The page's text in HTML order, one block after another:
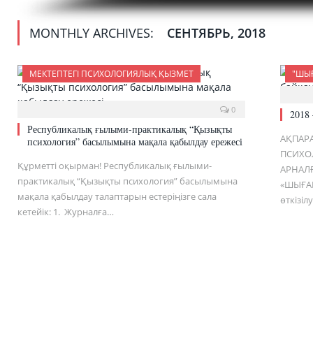
MONTHLY ARCHIVES: СЕНТЯБРЬ, 2018
МЕКТЕПТЕГІ ПСИХОЛОГИЯЛЫҚ ҚЫЗМЕТ
0
Республикалық ғылыми-практикалық “Қызықты
психология” басылымына мақала қабылдау ережесі
Құрметті оқырман! Республикалық ғылыми-
практикалық “Қызықты психология” басылымына
мақала қабылдау талаптарын естеріңізге сала
кетейік: 1. Журналға…
2018